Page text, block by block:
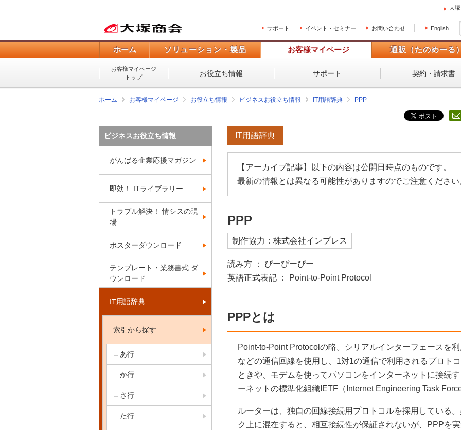
大
サポート イベント・セミナー お問い合わせ English
ホーム ソリューション・製品 お客様マイページ 通販（たのめーる
お客様マイページ
トップ
お役立ち情報 サポート 契約・請求書
ホーム お客様マイページ お役立ち情報 ビジネスお役立ち情報 IT用語辞典 PPP
IT用語辞典
【アーカイブ記事】以下の内容は公開日時点のものです。
最新の情報とは異なる可能性がありますのでご注意ください
PPP
制作協力：株式会社インプレス
読み方 ： ぴーぴーぴー
英語正式表記 ： Point-to-Point Protocol
PPPとは
Point-to-Point Protocolの略。シリアルインターフェースを
などの通信回線を使用し、1対1の通信で利用されるプロト
ときや、モデムを使ってパソコンをインターネットに接続
ーネットの標準化組織IETF（Internet Engineering Task
ルーターは、独自の回線接続用プロトコルを採用している
ク上に混在すると、相互接続性が保証されないが、PPPを
ビジネスお役立ち情報
がんばる企業応援マガジン
即効！ ITライブラリー
トラブル解決！ 情シスの現
場
ポスターダウンロード
テンプレート・業務書式 ダ
ウンロード
IT用語辞典
索引から探す
あ行
か行
さ行
た行